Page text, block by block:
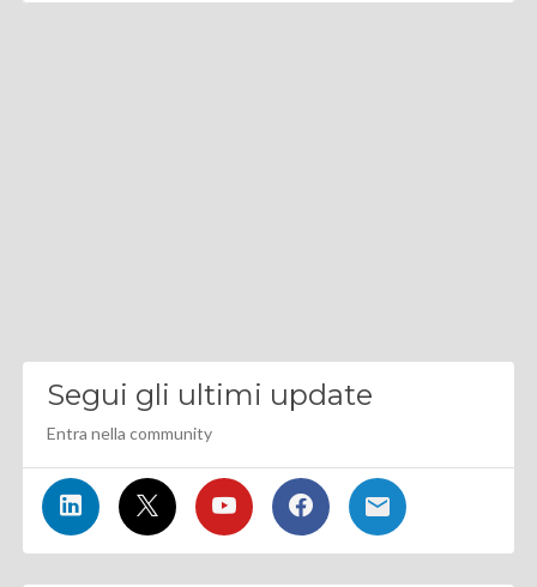
Segui gli ultimi update
Entra nella community